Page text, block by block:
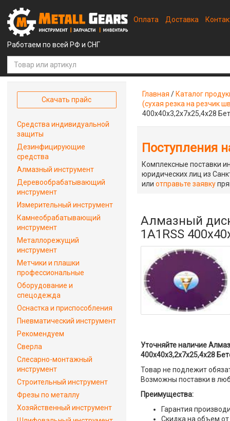
Работаем по всей РФ и СНГ
Оплата Доставка
Главная / Каталог
(сухая резка на резчик
400x40x3,2x7x25,4x28
Поступления
Комплексные поставки
юридических лиц из
илиотправьте заявку
Алмазный
1A1RSS
Уточняйте наличие
400x40x3,2x7x25,4x28
Товар не подлежит
Возможны поставки в
Преимущества:
Гарантия
Скидка на объем от
Скачать прайс
Средства индивидуальной
защиты
Дезинфицирующие
средства
Алмазный инструмент
Деревообрабатывающий
инструмент
Измерительный инструмент
Камнеобрабатывающий
инструмент
Металлорежущий
инструмент
Метчики и плашки
профессиональные
Оборудование и
спецодежда
Оснастка и приспособления
Пневматический инструмент
Рекомендуем
Сверла
Слесарно-монтажный
инструмент
Строительный инструмент
Фрезы по металлу
Хозяйственный инструмент